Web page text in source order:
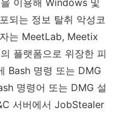
되는 정보 탈취 악성코
는 MeetLab, Meetix
플랫폼으로 위장한 피
Bash 명령 또는 DMG
명령어 또는 DMG 설
서버에서 JobStealer